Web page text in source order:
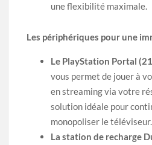
une flexibilité maximale.
Les périphériques pour une
Le PlayStation Portal
vous permet de jouer à
en streaming via votre
solution idéale pour
monopoliser le téléviseur.
La station de recharge